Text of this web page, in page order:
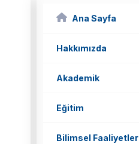
Ana Sayfa
Hakkımızda
Akademik
Eğitim
Bilimsel Faaliyetler